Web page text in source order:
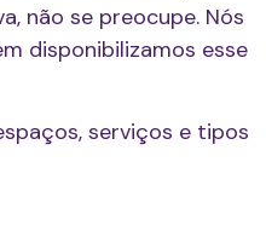
não se preocupe. Nós
disponibilizamos esse
serviços e tipos